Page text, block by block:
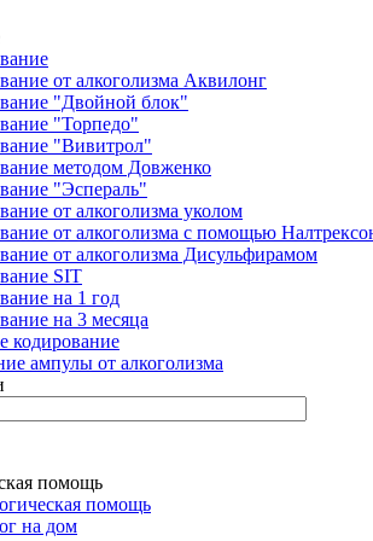
от алкоголизма Аквилонг
"Двойной блок"
"Торпедо"
"Вивитрол"
методом Довженко
"Эспераль"
от алкоголизма уколом
от алкоголизма с помощью
от алкоголизма Дисульфирамом
SIT
на 1 год
на 3 месяца
кодирование
ампулы от алкоголизма
помощь
помощь
на дом